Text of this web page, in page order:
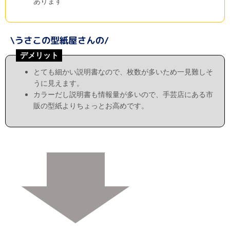
デメリット
とても細かい説明書なので、枚数が多いため一見難しそ
うに見えます。
カラーだし説明書も情報量が多いので、手芸店にある市
販の型紙よりちょっとお高めです。